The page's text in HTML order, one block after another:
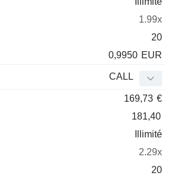
1.99x
20
0,9950 EUR
CALL
169,73 €
181,40
Illimité
2.29x
20